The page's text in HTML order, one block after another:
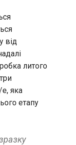
від
литого
яка
етапу